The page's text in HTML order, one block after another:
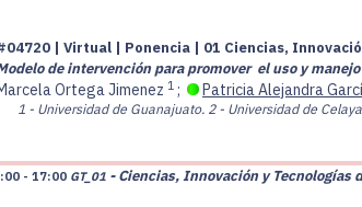
| Virtual | Ponencia | 01 Ciencias,
de intervención para promover el uso y
Ortega Jimenez 1 ; Patricia Alejandra
1 - Universidad de Guanajuato. 2 - Universidad de
- 17:00 GT_01 - Ciencias, Innovación y Tecnologías